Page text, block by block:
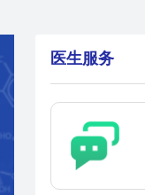
医生服务